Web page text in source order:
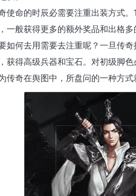
使命的时辰必需要注重出装方式
一般获得更多的额外奖品和出格多
如何去用需要去注重呢？一旦传
获得高级兵器和宝石。对初级脚
传奇在舆图中，所盘问的一种方式